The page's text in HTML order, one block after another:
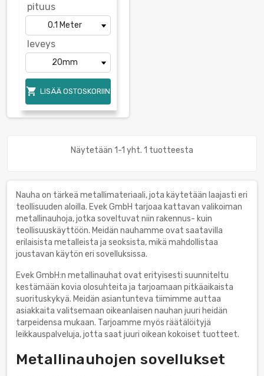
pituus
leveys
 LISÄÄ OSTOSKORIIN
Näytetään 1-1 yht. 1 tuotteesta
Nauha on tärkeä metallimateriaali, jota käytetään laajasti eri
teollisuuden aloilla. Evek GmbH tarjoaa kattavan valikoiman
metallinauhoja, jotka soveltuvat niin rakennus- kuin
teollisuuskäyttöön. Meidän nauhamme ovat saatavilla
erilaisista metalleista ja seoksista, mikä mahdollistaa
joustavan käytön eri sovelluksissa.
Evek GmbH:n metallinauhat ovat erityisesti suunniteltu
kestämään kovia olosuhteita ja tarjoamaan pitkäaikaista
suorituskykyä. Meidän asiantunteva tiimimme auttaa
asiakkaita valitsemaan oikeanlaisen nauhan juuri heidän
tarpeidensa mukaan. Tarjoamme myös räätälöityjä
leikkauspalveluja, jotta saat juuri oikean kokoiset tuotteet.
Metallinauhojen sovellukset